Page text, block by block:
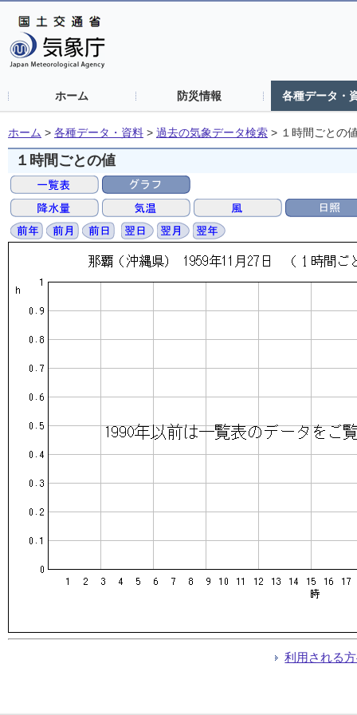
ホーム 防災情報 各種データ・
ホーム > 各種データ・資料 > 過去の気象データ検索 > １時間ごとの
１時間ごとの値
利用される